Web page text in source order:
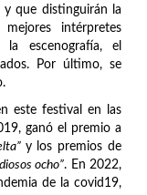
que distinguirán la
intérpretes
escenografía, el
Por último, se
este festival en las
ganó el premio a
y los premios de
ocho”. En 2022,
de la covid19,